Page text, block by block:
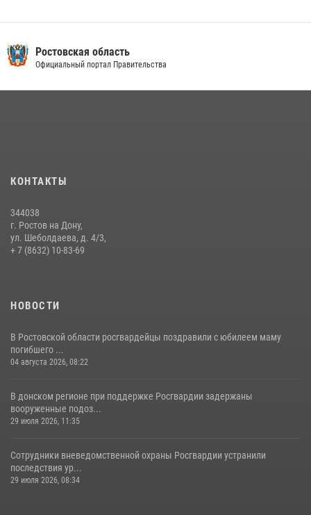
29 июля 2026, 11:35
В Ростовской области сотрудники Росгвардии познакомили
воспитанников детского сада со своей службой
09 июля 2026, 13:58
Ростовская область
Официальный портал Правительства
КОНТАКТЫ
344038
г. Ростов на Дону,
ул. Шеболдаева, д. 4/3,
+ 7 (8632) 10-83-69
НОВОСТИ
В Ростовской области росгвардейцы поздравили с юбилеем маму
погибшего ...
04 августа 2026, 08:22
В донском регионе при поддержке Росгвардии задержаны
вооруженные подоз...
29 июля 2026, 11:35
Сотрудники вневедомственной охраны Росгвардии устранили
последствия ур...
29 июля 2026, 08:34